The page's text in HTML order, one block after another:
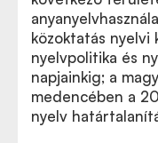
közoktatás nyelvi
nyelvpolitika és
napjainkig; a
medencében a
nyelv